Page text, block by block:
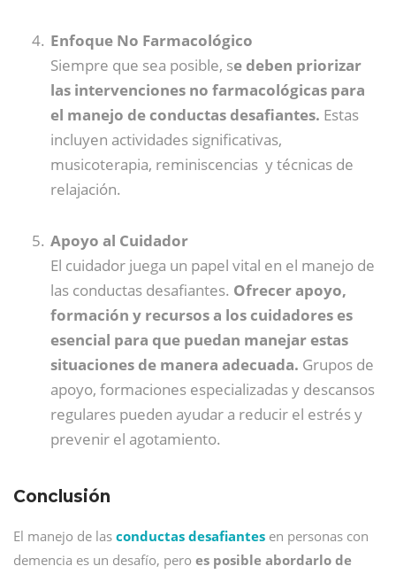
Enfoque No Farmacológico
Siempre que sea posible, se deben priorizar
las intervenciones no farmacológicas para
el manejo de conductas desafiantes. Estas
incluyen actividades significativas,
musicoterapia, reminiscencias y técnicas de
relajación.
Apoyo al Cuidador
El cuidador juega un papel vital en el manejo de
las conductas desafiantes. Ofrecer apoyo,
formación y recursos a los cuidadores es
esencial para que puedan manejar estas
situaciones de manera adecuada. Grupos de
apoyo, formaciones especializadas y descansos
regulares pueden ayudar a reducir el estrés y
prevenir el agotamiento.
Conclusión
El manejo de las conductas desafiantes en personas con
demencia es un desafío, pero es posible abordarlo de